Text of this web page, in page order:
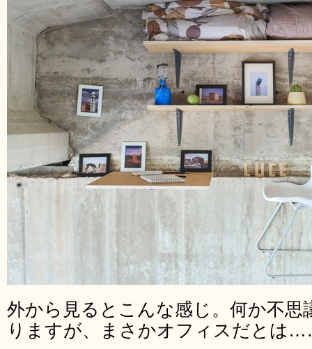
外から見るとこんな感じ。何か不思
りますが、まさかオフィスだとは